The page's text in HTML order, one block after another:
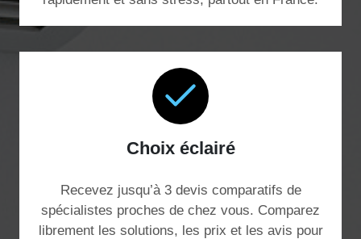
Choix éclairé
Recevez jusqu’à 3 devis comparatifs de
spécialistes proches de chez vous. Comparez
librement les solutions, les prix et les avis pour